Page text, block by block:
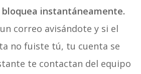
instantáneamente.
correo avisándote y si el
no fuiste tú, tu cuenta se
te contactan del equipo